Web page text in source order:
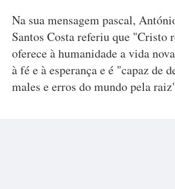
Na sua mensagem pascal,
Santos Costa referiu que "Cristo
oferece à humanidade a vida
à fé e à esperança e é "capaz de
males e erros do mundo pela